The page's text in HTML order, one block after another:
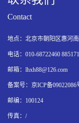
Contact
地点：北京市朝阳区惠河
电话：010-68722460
邮箱：lhxh88@126.com
备案号：京ICP备09022086
邮编：100124
传真：/